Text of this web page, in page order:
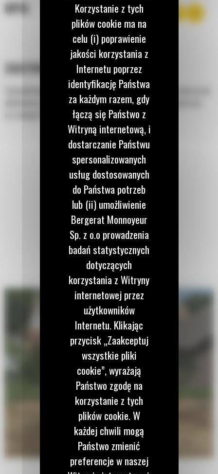
OPIS
ZASTOSOWANIE
Zaprojektowana do wycinania wąskich, prostych rowów w ziemi przed
układaniem przewodów elektrycznych, telefonicznych i innych oraz
rur wodnych lub gazowych.
Korzystanie z tych
plików cookie ma na
celu (i) poprawienie
jakości korzystania z
Internetu poprzez
identyfikację Państwa
za każdym razem, gdy
łączą się Państwo z
Witryną internetową, i
dostarczanie Państwu
spersonalizowanych
usług dostosowanych
do Państwa potrzeb
lub (ii) umożliwienie
Bergerat Monnoyeur
Sp. z o.o prowadzenia
badań statystycznych
dotyczących
korzystania z Witryny
internetowej przez
użytkowników
Internetu. Klikając
przycisk „Zaakceptuj
wszystkie pliki
cookie”, wyrażają
Państwo zgodę na
korzystanie z tych
plików cookie. W
każdej chwili mogą
Państwo zmienić
preferencje w naszej